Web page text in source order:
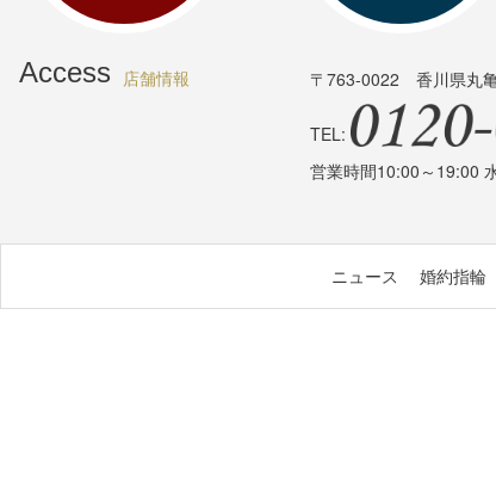
Access 店舗情報 〒763-0022 香川県丸
TEL:
営業時間10:00～19:00
ニュース 婚約指輪